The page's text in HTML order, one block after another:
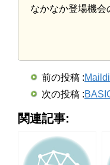
32
36
37
38
39
41
43
44
If
End If
End
Function
If
c =
なかなか登場機会
前の投稿 :
次の投稿 :
関連記事: